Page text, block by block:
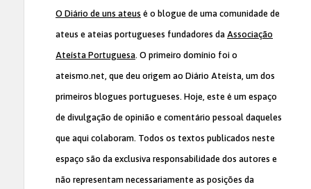
O Diário de uns ateus é o blogue de uma comunidade de
ateus e ateias portugueses fundadores da Associação
Ateísta Portuguesa. O primeiro domínio foi o
ateismo.net, que deu origem ao Diário Ateísta, um dos
primeiros blogues portugueses. Hoje, este é um espaço
de divulgação de opinião e comentário pessoal daqueles
que aqui colaboram. Todos os textos publicados neste
espaço são da exclusiva responsabilidade dos autores e
não representam necessariamente as posições da